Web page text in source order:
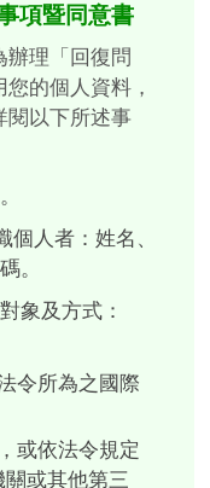
項暨同意書
理「回復問
的個人資料，
閱以下所述事
人者：姓名、
。
象及方式：
令所為之國際
或依法令規定
或其他第三